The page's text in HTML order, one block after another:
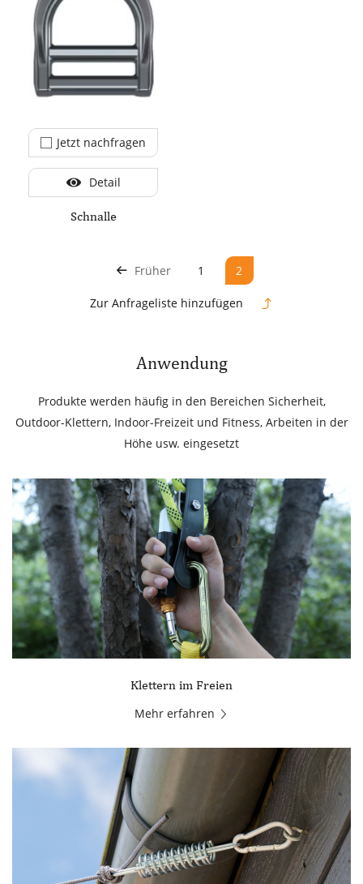
Jetzt nachfragen
Detail
Schnalle
Früher 1 2
Zur Anfrageliste hinzufügen
Anwendung
Produkte werden häufig in den Bereichen Sicherheit,
Outdoor-Klettern, Indoor-Freizeit und Fitness, Arbeiten in der
Höhe usw. eingesetzt
Klettern im Freien
Mehr erfahren